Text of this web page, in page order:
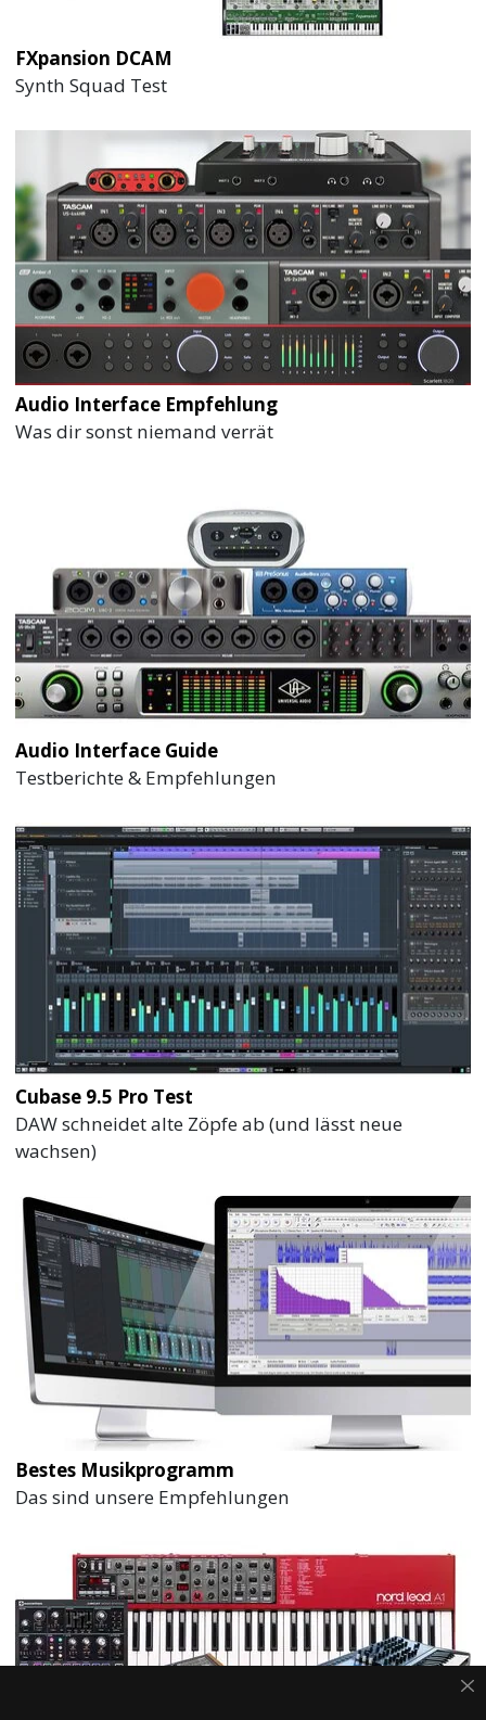
FXpansion DCAM
Synth Squad Test
Audio Interface Empfehlung
Was dir sonst niemand verrät
Audio Interface Guide
Testberichte & Empfehlungen
Cubase 9.5 Pro Test
DAW schneidet alte Zöpfe ab (und lässt neue
wachsen)
Bestes Musikprogramm
Das sind unsere Empfehlungen